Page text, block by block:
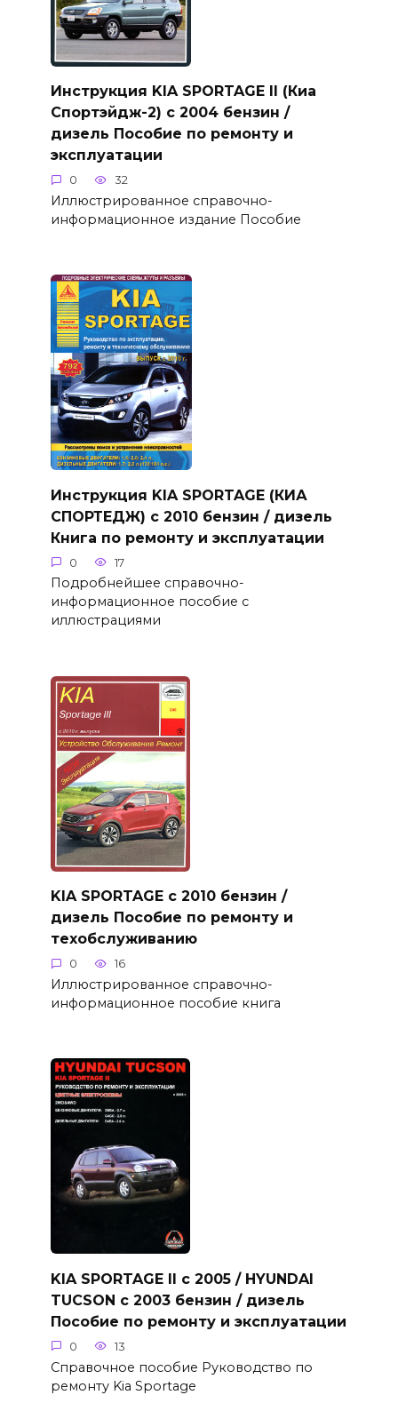
Инструкция KIA SPORTAGE II (Киа
Спортэйдж-2) с 2004 бензин /
дизель Пособие по ремонту и
эксплуатации
0 32
Иллюстрированное справочно-
информационное издание Пособие
Инструкция KIA SPORTAGE (КИА
СПОРТЕДЖ) с 2010 бензин / дизель
Книга по ремонту и эксплуатации
0 17
Подробнейшее справочно-
информационное пособие с
иллюстрациями
KIA SPORTAGE с 2010 бензин /
дизель Пособие по ремонту и
техобслуживанию
0 16
Иллюстрированное справочно-
информационное пособие книга
KIA SPORTAGE II с 2005 / HYUNDAI
TUCSON с 2003 бензин / дизель
Пособие по ремонту и эксплуатации
0 13
Справочное пособие Руководство по
ремонту Kia Sportage